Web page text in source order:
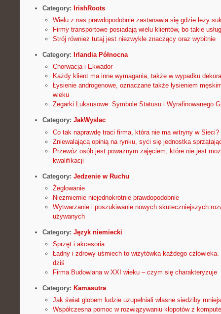
Category: IrishRoots
Wielu z nas prawdopodobnie zastanawia się gdzie leży
Firmy transportowe posiadają wielu klientów, bo takie
Strój również tutaj jest niezwykle znaczący oraz wybitnie
Category: Irlandia Północna
Chorwacja i Ekwador
Każdy klient ma inne wymagania, także w wypadku
Łysienie androgenowe, oznaczane także łysieniem
wieku
Zegarki Luksusowe: Symbole Statusu i Wyrafinowanego
Category: JakWyslac
Co tak naprawdę traci firma, która nie ma witryny w Sieci?
Zniewalającą opinią na rynku, syci się jednostka
Przewóz osób jest poważnym zajęciem, które nie jest
kwalifikacji
Category: Jedzenie w Ruchu
Żeglowanie
Niezmiernie niejednokrotnie prawdopodobnie
Wytwarzanie i poszukiwanie nowych skuteczniejszych
używanych
Category: Język niemiecki
Sprzęt i akcesoria
Ładny i zdrowy uśmiech to wizytówka każdego
dziś
Firma Budowlana w XXI wieku – czym się charakteryzuje
Category: Kamasutra
Jak świat globem ludzie uzupełniali własne siedziby
Współczesna pomoc w rozwiązywaniu kłopotów z